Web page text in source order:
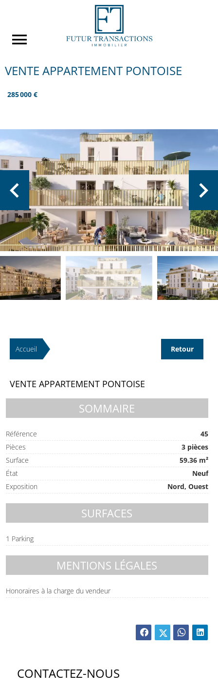
VENTE APPARTEMENT PONTOISE
285 000 €
Accueil Retour
VENTE APPARTEMENT PONTOISE
SOMMAIRE
Référence
45
Pièces
3 pièces
Surface
59.36 m²
État
Neuf
Exposition
Nord, Ouest
SURFACES
1 Parking
MENTIONS LÉGALES
Honoraires à la charge du vendeur
CONTACTEZ-NOUS